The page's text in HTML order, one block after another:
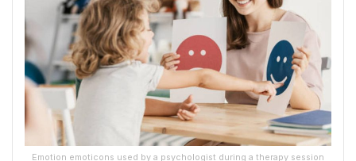
Emotion emoticons used by a psychologist during a therapy session